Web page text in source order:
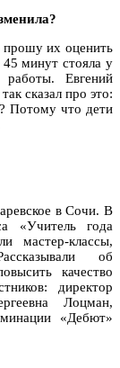
прошу их оценить
минут стояла у
Евгений
сказал про это:
Потому что дети
в Сочи. В
«Учитель года
мастер-классы,
об
качество
директор
Лоцман,
«Дебют»